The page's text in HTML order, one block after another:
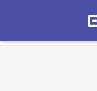
Экзамер